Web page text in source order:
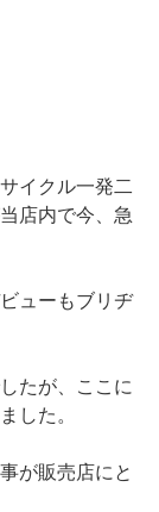
イクル一発二
店内で今、急
ューもブリヂ
たが、ここに
した。
が販売店にと